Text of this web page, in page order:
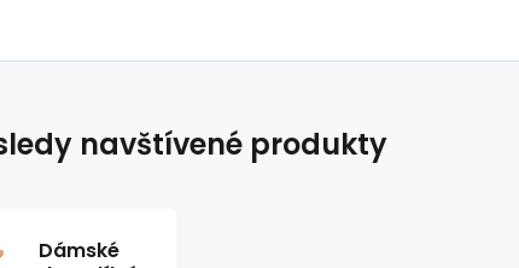
navštívené produkty
Dámské